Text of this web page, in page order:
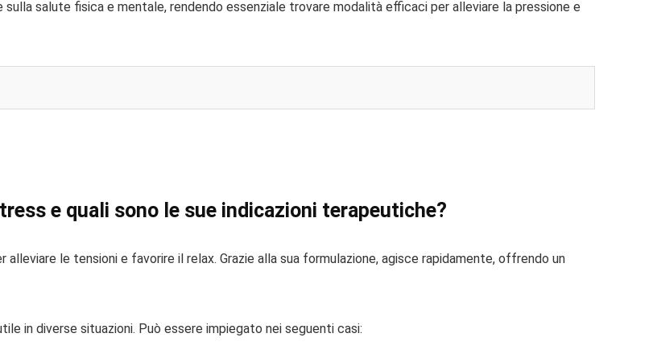
salute fisica e mentale, rendendo essenziale trovare modalità efficaci per alleviare la pressione e
e quali sono le sue indicazioni terapeutiche?
le tensioni e favorire il relax. Grazie alla sua formulazione, agisce rapidamente, offrendo un
in diverse situazioni. Può essere impiegato nei seguenti casi: